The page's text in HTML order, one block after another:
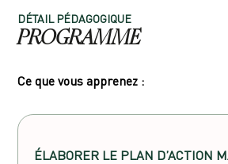
DÉTAIL PÉDAGOGIQUE
PROGRAMME
Ce que vous apprenez :
ÉLABORER LE PLAN D’ACTION